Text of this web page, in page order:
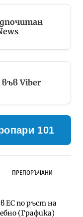
Viber
101
ПРЕПОРЪЧАНИ
ЕС по ръст на
(Графика)
на
тунела под
паралелно с